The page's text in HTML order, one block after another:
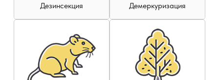
Дезинсекция Демеркуризация